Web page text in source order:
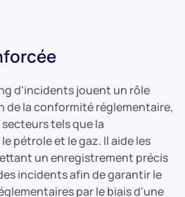
d'incidents jouent un rôle
de la conformité réglementaire,
tels que la
pétrole et le gaz. Il aide les
un enregistrement précis
incidents afin de garantir le
par le biais d'une